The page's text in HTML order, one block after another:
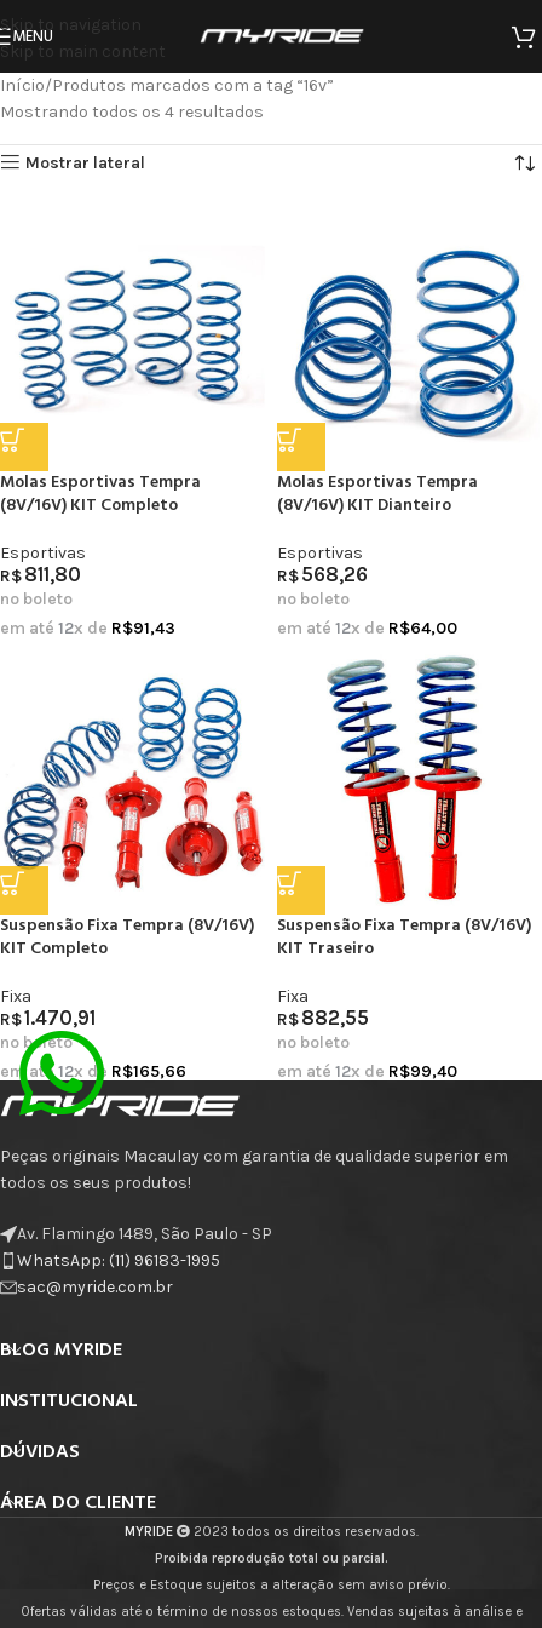
Skip to navigation
Skip to main content
MENU
Início Produtos marcados com a tag “16v”
Mostrando todos os 4 resultados
Mostrar lateral
Molas Esportivas Tempra
(8V/16V) KIT Completo
Esportivas
R$811,80
no boleto
em até 12x de R$91,43
Molas Esportivas Tempra
(8V/16V) KIT Dianteiro
Esportivas
R$568,26
no boleto
em até 12x de R$64,00
Suspensão Fixa Tempra (8V/16V)
KIT Completo
Fixa
R$1.470,91
no boleto
em até12x de R$165,66
Suspensão Fixa Tempra (8V/16V)
KIT Traseiro
Fixa
R$882,55
no boleto
em até 12x de R$99,40
Peças originais Macaulay com garantia de qualidade superior em
todos os seus produtos!
Av. Flamingo 1489, São Paulo - SP
WhatsApp: (11) 96183-1995
sac@myride.com.br
BLOG MYRIDE
INSTITUCIONAL
DÚVIDAS
ÁREA DO CLIENTE
MYRIDE
2023 todos os direitos reservados.
Proibida reprodução total ou parcial.
Preços e Estoque sujeitos a alteração sem aviso prévio.
Ofertas válidas até o término de nossos estoques. Vendas sujeitas à análise e